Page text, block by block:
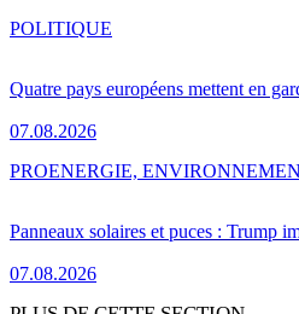
Quatre pays européens mettent en
07.08.2026
POLITIQUE
Panneaux solaires et puces : Trump
07.08.2026
PROENERGIE,